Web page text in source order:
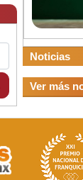
Noticias
Ver más